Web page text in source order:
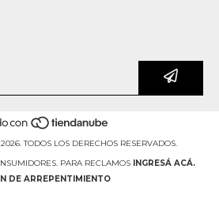
TODOS LOS DERECHOS RESERVADOS.
PARA RECLAMOS
INGRESÁ ACÁ.
DE ARREPENTIMIENTO